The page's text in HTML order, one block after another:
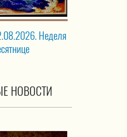
Неделя
НОВОСТИ